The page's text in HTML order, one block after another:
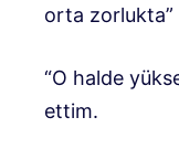
orta zorlukta”
“O halde
ettim.